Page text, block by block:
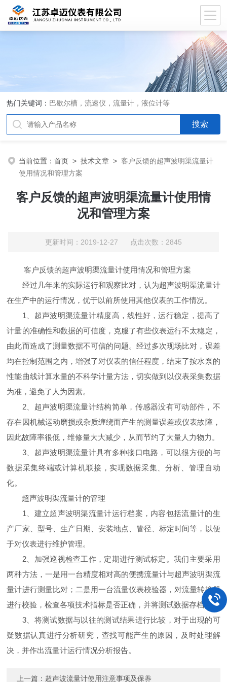
热门关键词： 巴歇尔槽，流速仪，流量计，液位计等
当前位置：首页 >技术文章 >客户反馈的超声波明渠流量计
使用情况和管理方案
客户反馈的超声波明渠流量计使用情
况和管理方案
更新时间：2019-12-27 点击次数：2845
客户反馈的超声波明渠流量计使用情况和管理方案
经过几年来的实际运行和观察比对，认为超声波明渠流量计
在生产中的运行情况，优于以前所使用其他仪表的工作情况。
1、超声波明渠流量计精度高，线性好，运行稳定，提高了
计量的准确性和数据的可信度，克服了有些仪表运行不太稳定，
由此而造成了测量数据不可信的问题。经过多次现场比对，误差
均在控制范围之内，增强了对仪表的信任程度，结束了按水泵的
性能曲线计算水量的不科学计量方法，切实做到以仪表采集数据
为准，避免了人为因素。
2、超声波明渠流量计结构简单，传感器没有可动部件，不
存在因机械运动磨损或杂质缠绕而产生的测量误差或仪表故障，
因此故障率很低，维修量大大减少，从而节约了大量人力物力。
3、超声波明渠流量计具有多种接口电路，可以很方便的与
数据采集终端或计算机联接，实现数据采集、分析、管理自动
化。
超声波明渠流量计的管理
1、建立超声波明渠流量计运行档案，内容包括流量计的生
产厂家、型号、生产日期、安装地点、管径、标定时间等，以便
于对仪表进行维护管理。
2、加强巡视检查工作，定期进行测试标定。我们主要采用
两种方法，一是用一台精度相对高的便携流量计与超声波明渠流
量计进行测量比对；二是用一台流量仪表校验器，对流量转换器
进行校验，检查各项技术指标是否正确，并将测试数据存档。
3、将测试数据与以往的测试结果进行比较，对于出现的可
疑数据认真进行分析研究，查找可能产生的原因，及时处理解
决，并作出流量计运行情况分析报告。
上一篇： 超声波流量计使用注意事项及保养